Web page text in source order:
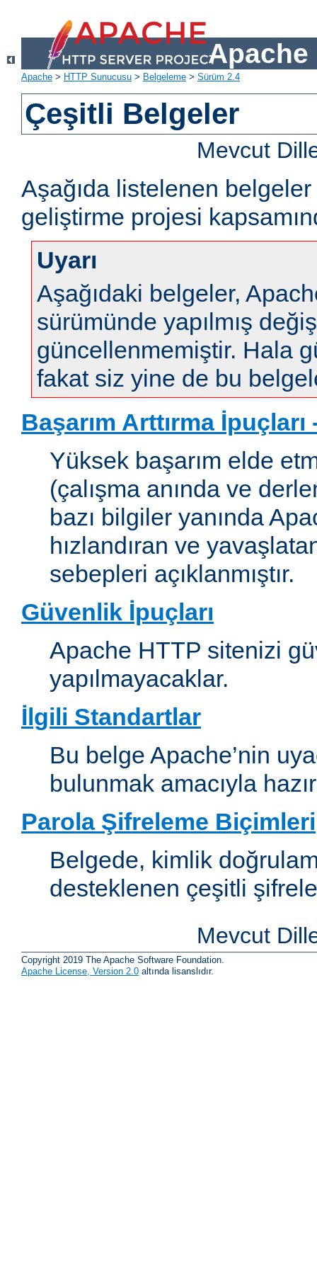
Apache
Apache > HTTP Sunucusu > Belgeleme > Sürüm 2.4
Çeşitli Belgeler
Mevcut
Aşağıda listelenen
geliştirme projesi
Uyarı
Aşağıdaki belgeler,
sürümünde yapılmış
güncellenmemiştir. Hala
fakat siz yine de bu
Başarım Arttırma
Yüksek başarım elde
(çalışma anında ve
bazı bilgiler yanında
hızlandıran ve
sebepleri açıklanmıştır.
Güvenlik İpuçları
Apache HTTP sitenizi
yapılmayacaklar.
İlgili Standartlar
Bu belge Apache’nin
bulunmak amacıyla
Parola Şifreleme Biçimleri
Belgede, kimlik
desteklenen çeşitli
Mevcut
Copyright 2019 The Apache Software Foundation.
Apache License, Version 2.0 altında lisanslıdır.